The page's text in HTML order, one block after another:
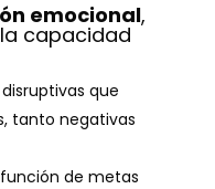
emocional,
capacidad
que
tanto negativas
de metas